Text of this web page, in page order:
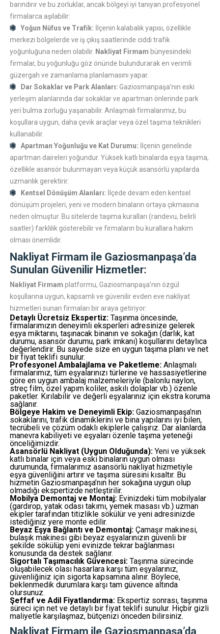
barındırır ve bu zorluklar, ancak bölgeyi iyi tanıyan profesyonel
firmalarca aşılabilir:
Yoğun Nüfus ve Trafik: İlçenin kalabalık yapısı, özellikle
merkezi bölgelerde ve iş çıkış saatlerinde ciddi trafik
yoğunluğuna neden olabilir. Nakliyat Firmam bünyesindeki
firmalar, bu yoğunluğu göz önünde bulundurarak en verimli
güzergah ve zamanlama planlamasını yapar.
Dar Sokaklar ve Park Alanları: Gaziosmanpaşa’nın eski
yerleşim alanlarında dar sokaklar ve apartman önlerinde park
yeri bulma zorluğu yaşanabilir. Anlaşmalı firmalarımız, bu
koşullara uygun, daha çevik araçlar veya özel taşıma teknikleri
kullanabilir.
Apartman Yoğunluğu ve Kat Durumu: İlçenin genelinde
apartman daireleri yoğundur. Yüksek katlı binalarda eşya taşıma,
özellikle asansör bulunmayan veya küçük asansörlü yapılarda
uzmanlık gerektirir.
Kentsel Dönüşüm Alanları: İlçede devam eden kentsel
dönüşüm projeleri, yeni ve modern binaların ortaya çıkmasına
neden olmuştur. Bu sitelerde taşıma kuralları (randevu, belirli
saatler) farklılık gösterebilir ve firmaların bu kurallara hakim
olması önemlidir.
Nakliyat Firmam ile Gaziosmanpaşa’da
Sunulan Güvenilir Hizmetler:
Nakliyat Firmam platformu, Gaziosmanpaşa’nın özgül
koşullarına uygun, kapsamlı ve güvenilir evden eve nakliyat
hizmetleri sunan firmaları bir araya getiriyor:
Detaylı Ücretsiz Ekspertiz: Taşınma öncesinde,
firmalarımızın deneyimli eksperleri adresinize gelerek
eşya miktarını, taşınacak binanın ve sokağın (darlık, kat
durumu, asansör durumu, park imkanı) koşullarını detaylıca
değerlendirir. Bu sayede size en uygun taşıma planı ve net
bir fiyat teklifi sunulur.
Profesyonel Ambalajlama ve Paketleme: Anlaşmalı
firmalarımız, tüm eşyalarınızı türlerine ve hassasiyetlerine
göre en uygun ambalaj malzemeleriyle (balonlu naylon,
streç film, özel yapım koliler, askılı dolaplar vb.) özenle
paketler. Kırılabilir ve değerli eşyalarınız için ekstra koruma
sağlanır.
Bölgeye Hakim ve Deneyimli Ekip: Gaziosmanpaşa’nın
sokaklarını, trafik dinamiklerini ve bina yapılarını iyi bilen,
tecrübeli ve çözüm odaklı ekiplerle çalışırız. Dar alanlarda
manevra kabiliyeti ve eşyaları özenle taşıma yeteneği
önceliğimizdir.
Asansörlü Nakliyat (Uygun Olduğunda): Yeni ve yüksek
katlı binalar için veya eski binaların uygun olması
durumunda, firmalarımız asansörlü nakliyat hizmetiyle
eşya güvenliğini artırır ve taşıma süresini kısaltır. Bu
hizmetin Gaziosmanpaşa’nın her sokağına uygun olup
olmadığı ekspertizde netleştirilir.
Mobilya Demontaj ve Montaj: Evinizdeki tüm mobilyalar
(gardırop, yatak odası takımı, yemek masası vb.) uzman
ekipler tarafından titizlikle sökülür ve yeni adresinizde
istediğiniz yere monte edilir.
Beyaz Eşya Bağlantı ve Demontaj: Çamaşır makinesi,
bulaşık makinesi gibi beyaz eşyalarınızın güvenli bir
şekilde sökülüp yeni evinizde tekrar bağlanması
konusunda da destek sağlanır.
Sigortalı Taşımacılık Güvencesi: Taşınma sürecinde
oluşabilecek olası hasarlara karşı tüm eşyalarınız,
güvenliğiniz için sigorta kapsamına alınır. Böylece,
beklenmedik durumlara karşı tam güvence altında
olursunuz.
Şeffaf ve Adil Fiyatlandırma: Ekspertiz sonrası, taşınma
süreci için net ve detaylı bir fiyat teklifi sunulur. Hiçbir gizli
maliyetle karşılaşmaz, bütçenizi önceden bilirsiniz.
Nakliyat Firmam ile Gaziosmanpaşa’da